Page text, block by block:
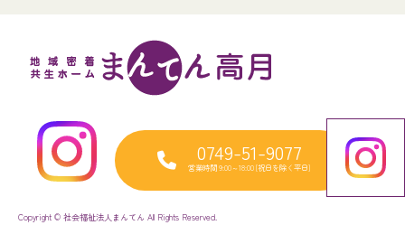
0749-51-9077
営業時間 9:00～18:00 [祝日を除く平日]
Copyright © 社会福祉法人まんてん All Rights Reserved.